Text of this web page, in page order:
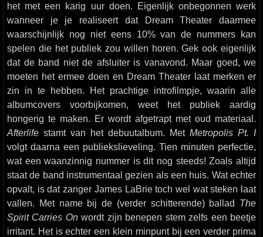
het met een karig uur doen. Eigenlijk onbegonnen werk
wanneer je je realiseert dat Dream Theater daarmee
waarschijnlijk nog niet eens 10% van de nummers kan
spelen die het publiek zou willen horen. Gek ook eigenlijk
dat de band niet de afsluiter is vanavond. Maar goed, we
moeten het ermee doen en Dream Theater laat merken er
zin in te hebben. Het prachtige introfilmpje, waarin alle
albumcovers voorbijkomen, weet het publiek aardig
hongerig te maken. Er wordt afgetrapt met oud materiaal.
Afterlife stamt van het debuutalbum. Met Metropolis Pt. I
volgt daarna een publiekslieveling. Tien minuten perfectie,
wat een waanzinnig nummer is dit nog steeds! Zoals altijd
staat de band instrumentaal gezien als een huis. Wat echter
opvalt, is dat zanger James LaBrie toch wel wat steken laat
vallen. Met name bij de (verder schitterende) ballad The
Spirit Carries Onwordt zijn benepen stem zelfs een beetje
irritant. Het is echter een klein minpunt bij een verder prima